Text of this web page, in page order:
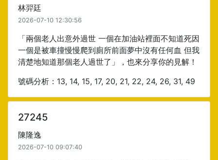
林羿廷
2026-07-10 12:30:56
「兩個老人出意外過世 一個在加油站裡面不知道死因
一個是被車撞慢慢爬到廁所前面夢中沒有任何血 但我
清楚地知道那個老人過世了」，也來分享你的見解！
號碼分析：13, 14, 15, 17, 20, 21, 22, 24, 26, 31, 49
27245
陳隆逸
2026-07-10 09:07:40